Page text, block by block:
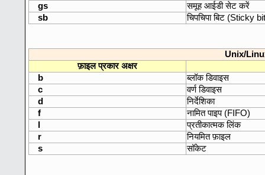
gs
समूह आईडी सेट करें
sb
चिपचिपा बिट (Sticky
Unix/
फ़ाइल प्रकार अक्षर
b
ब्लॉक डिवाइस
c
वर्ण डिवाइस
d
निर्देशिका
f
नामित पाइप (FIFO)
प्रतीकात्मक लिंक
r
नियमित फ़ाइल
s
सॉकेट